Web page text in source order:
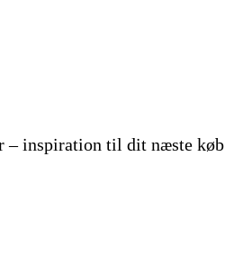
– inspiration til dit næste køb